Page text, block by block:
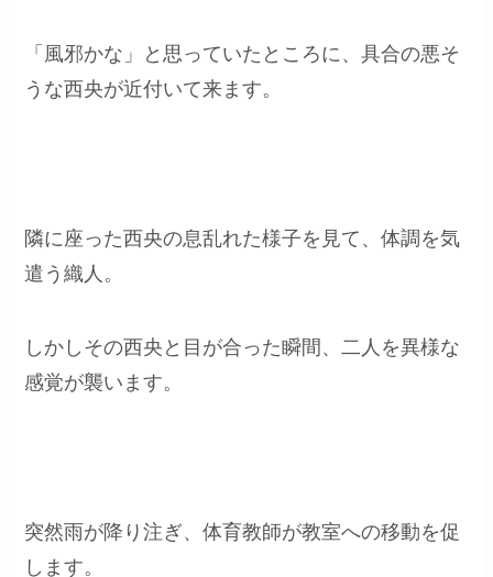
「風邪かな」と思っていたところに、具合の悪そ
うな西央が近付いて来ます。
隣に座った西央の息乱れた様子を見て、体調を気
遣う織人。
しかしその西央と目が合った瞬間、二人を異様な
感覚が襲います。
突然雨が降り注ぎ、体育教師が教室への移動を促
します。